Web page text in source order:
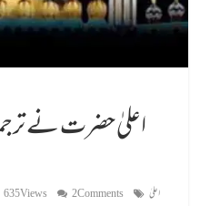
اعلیٰ حضرت نے
635 Views 2 Comments
اعلیٰ